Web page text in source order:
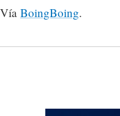
Vía BoingBoing.